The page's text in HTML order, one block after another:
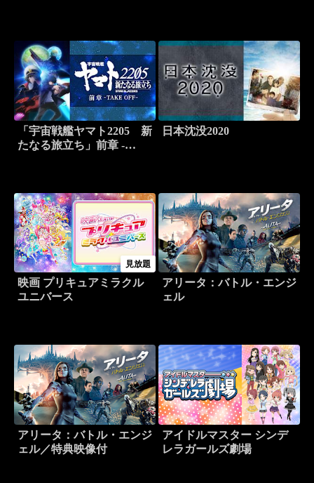
「宇宙戦艦ヤマト2205 新
たなる旅立ち」前章 -
日本沈没2020
見放題
映画 プリキュアミラクル
ユニバース
アリータ：バトル・エンジ
ェル
アリータ：バトル・エンジ
ェル／特典映像付
アイドルマスター シンデ
レラガールズ劇場